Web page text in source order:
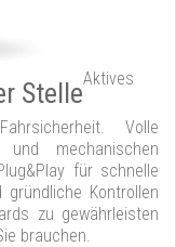
StelleAktives
Volle
mechanischen
für schnelle
Kontrollen
zu gewährleisten
brauchen.